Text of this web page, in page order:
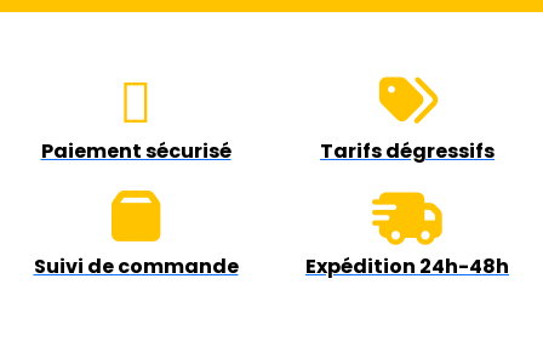
9
.
7
0
€
Paiement sécurisé Tarifs dégressifs
Suivi de commande Expédition 24h-48h